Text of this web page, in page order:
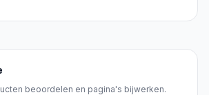
beoordelen en pagina's bijwerken.